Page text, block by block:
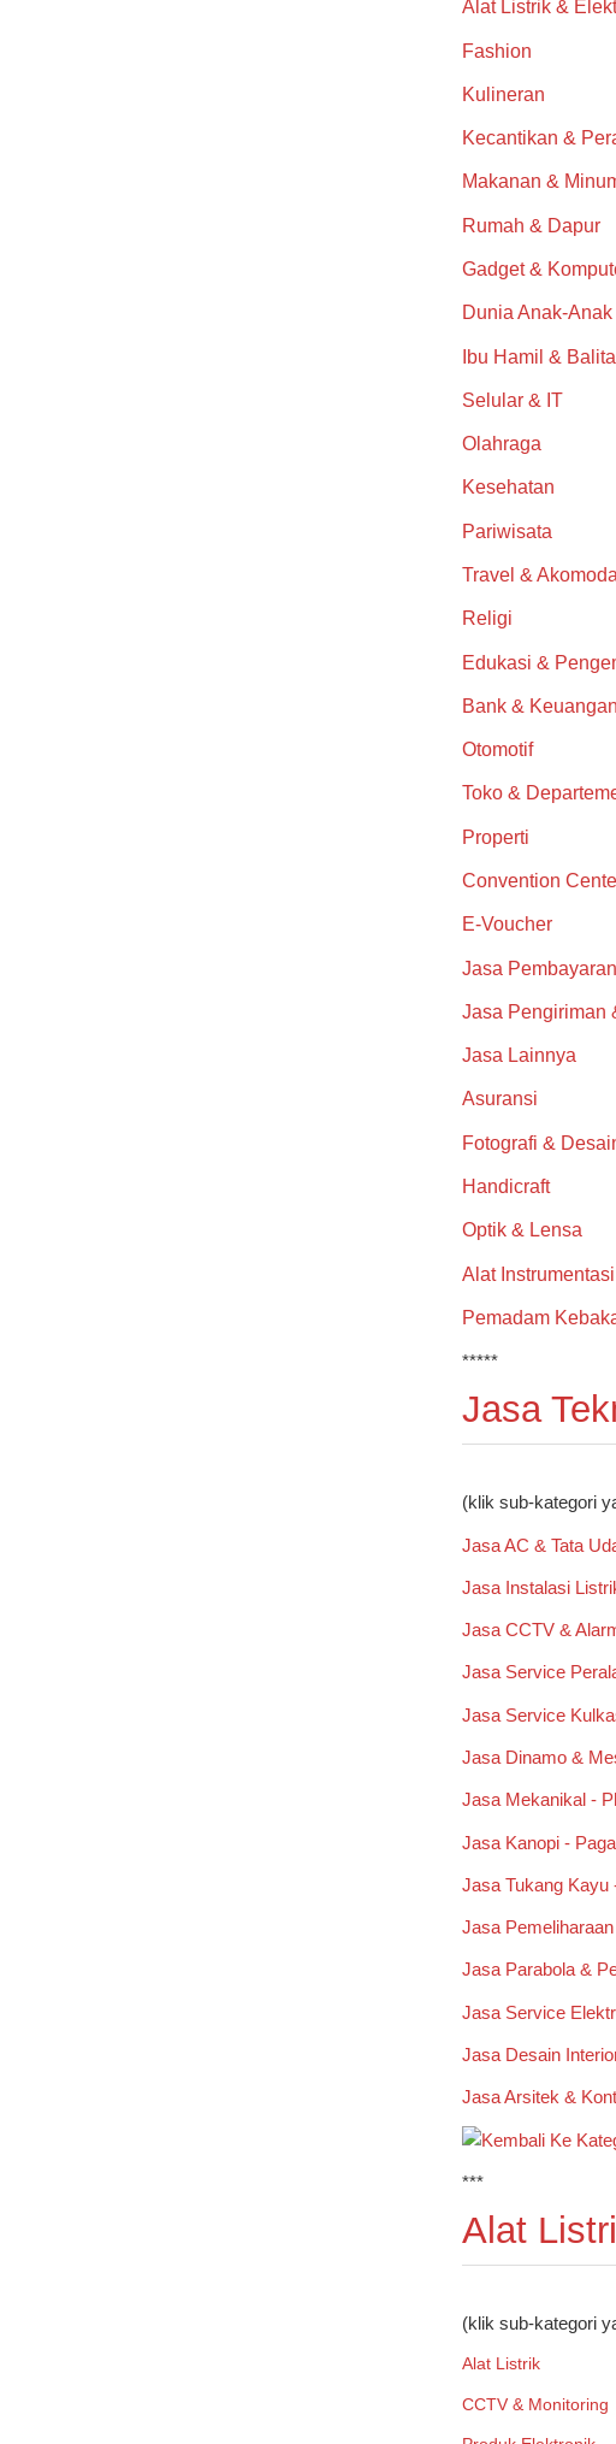
Alat Listrik &
Fashion
Kulineran
Kecantikan &
Makanan &
Rumah & Dapur
Gadget &
Dunia Anak-Anak
Ibu Hamil & Balita
Selular & IT
Olahraga
Kesehatan
Pariwisata
Travel &
Religi
Edukasi &
Bank & Keuangan
Otomotif
Toko &
Properti
Convention
E-Voucher
Jasa
Jasa Pengiriman
Jasa Lainnya
Asuransi
Fotografi &
Handicraft
Optik & Lensa
Alat Instrumentasi
Pemadam
*****
Jasa
(klik sub-kategori
Jasa AC & Tata
Jasa Instalasi
Jasa CCTV &
Jasa Service
Jasa Service
Jasa Dinamo &
Jasa Mekanikal -
Jasa Kanopi -
Jasa Tukang Kayu
Jasa
Jasa Parabola &
Jasa Service
Jasa Desain
Jasa Arsitek &
***
Alat
(klik sub-kategori
Alat Listrik
CCTV & Monitoring